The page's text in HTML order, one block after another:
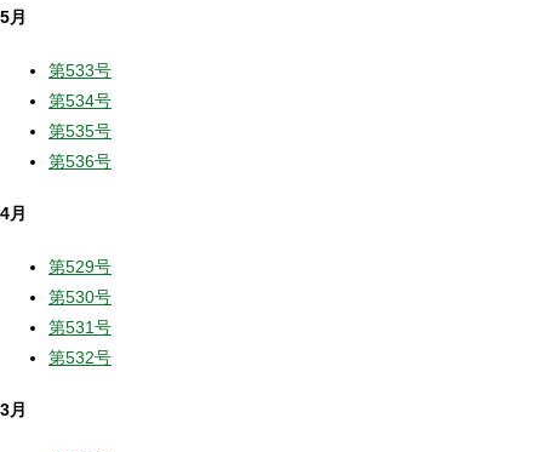
5月
第533号
第534号
第535号
第536号
4月
第529号
第530号
第531号
第532号
3月